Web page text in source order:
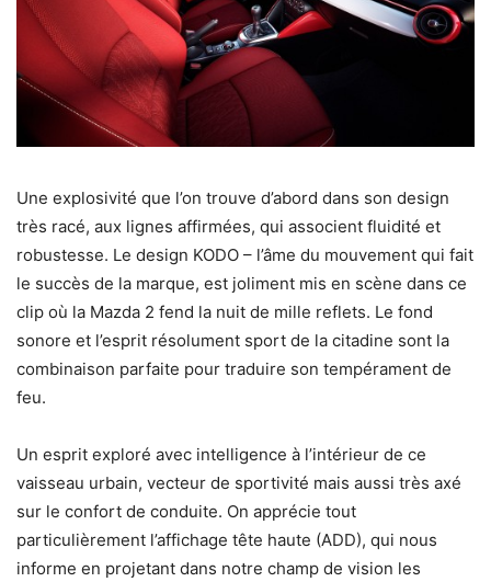
Une explosivité que l’on trouve d’abord dans son design
très racé, aux lignes affirmées, qui associent fluidité et
robustesse. Le design KODO – l’âme du mouvement qui fait
le succès de la marque, est joliment mis en scène dans ce
clip où la Mazda 2 fend la nuit de mille reflets. Le fond
sonore et l’esprit résolument sport de la citadine sont la
combinaison parfaite pour traduire son tempérament de
feu.
Un esprit exploré avec intelligence à l’intérieur de ce
vaisseau urbain, vecteur de sportivité mais aussi très axé
sur le confort de conduite. On apprécie tout
particulièrement l’affichage tête haute (ADD), qui nous
informe en projetant dans notre champ de vision les